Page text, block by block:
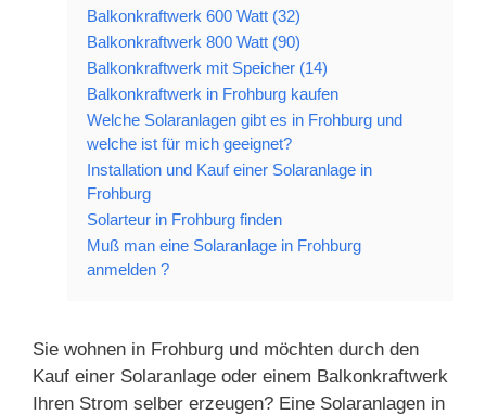
Balkonkraftwerk 600 Watt (32)
Balkonkraftwerk 800 Watt (90)
Balkonkraftwerk mit Speicher (14)
Balkonkraftwerk in Frohburg kaufen
Welche Solaranlagen gibt es in Frohburg und
welche ist für mich geeignet?
Installation und Kauf einer Solaranlage in
Frohburg
Solarteur in Frohburg finden
Muß man eine Solaranlage in Frohburg
anmelden ?
Sie wohnen in Frohburg und möchten durch den
Kauf einer Solaranlage oder einem Balkonkraftwerk
Ihren Strom selber erzeugen? Eine Solaranlagen in